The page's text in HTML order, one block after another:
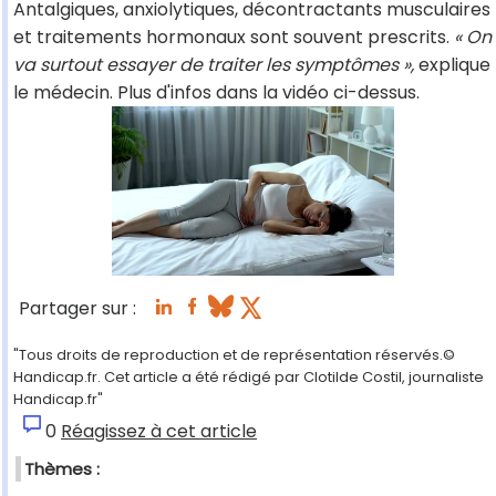
Antalgiques, anxiolytiques, décontractants musculaires
et traitements hormonaux sont souvent prescrits. « On
va surtout essayer de traiter les symptômes »,explique
le médecin. Plus d'infos dans la vidéo ci-dessus.
Partager sur :
"Tous droits de reproduction et de représentation réservés.©
Handicap.fr. Cet article a été rédigé par Clotilde Costil, journaliste
Handicap.fr"
0 Réagissez à cet article
Thèmes :